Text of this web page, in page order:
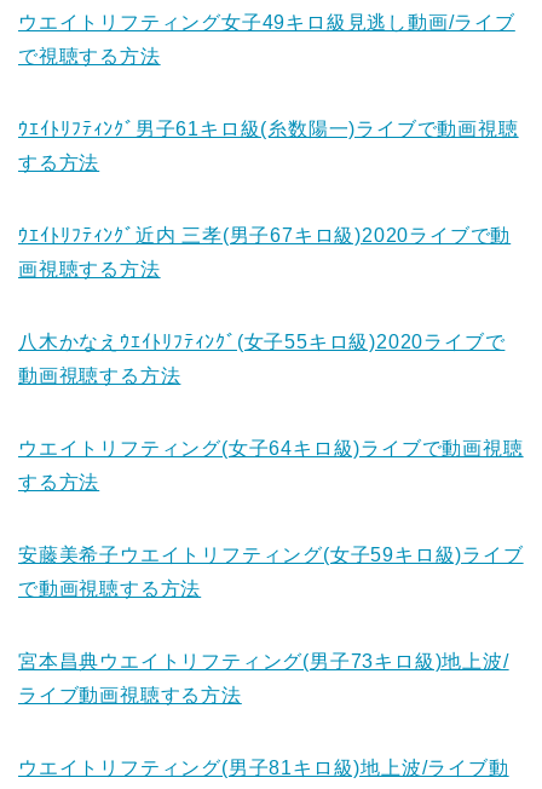
ウエイトリフティング女子49キロ級見逃し動画/ライブ
で視聴する方法
ｳｴｲﾄﾘﾌﾃｨﾝｸﾞ男子61キロ級(糸数陽一)ライブで動画視聴
する方法
ｳｴｲﾄﾘﾌﾃｨﾝｸﾞ近内 三孝(男子67キロ級)2020ライブで動
画視聴する方法
八木かなえｳｴｲﾄﾘﾌﾃｨﾝｸﾞ(女子55キロ級)2020ライブで
動画視聴する方法
ウエイトリフティング(女子64キロ級)ライブで動画視聴
する方法
安藤美希子ウエイトリフティング(女子59キロ級)ライブ
で動画視聴する方法
宮本昌典ウエイトリフティング(男子73キロ級)地上波/
ライブ動画視聴する方法
ウエイトリフティング(男子81キロ級)地上波/ライブ動